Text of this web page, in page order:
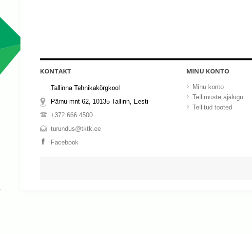
KONTAKT
Tallinna Tehnikakõrgkool
Pärnu mnt 62, 10135 Tallinn, Eesti
+372 666 4500
turundus@tktk.ee
Facebook
MINU KONTO
Minu konto
Tellimuste ajalugu
Tellitud tooted